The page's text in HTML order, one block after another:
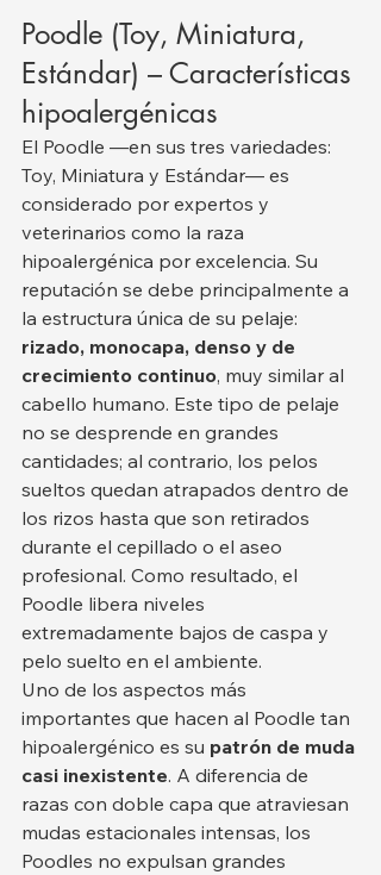
Poodle (Toy, Miniatura,
Estándar) – Características
hipoalergénicas
El Poodle —en sus tres variedades:
Toy, Miniatura y Estándar— es
considerado por expertos y
veterinarios como la raza
hipoalergénica por excelencia. Su
reputación se debe principalmente a
la estructura única de su pelaje:
rizado, monocapa, denso y de
crecimiento continuo, muy similar al
cabello humano. Este tipo de pelaje
no se desprende en grandes
cantidades; al contrario, los pelos
sueltos quedan atrapados dentro de
los rizos hasta que son retirados
durante el cepillado o el aseo
profesional. Como resultado, el
Poodle libera niveles
extremadamente bajos de caspa y
pelo suelto en el ambiente.
Uno de los aspectos más
importantes que hacen al Poodle tan
hipoalergénico es su patrón de muda
casi inexistente. A diferencia de
razas con doble capa que atraviesan
mudas estacionales intensas, los
Poodles no expulsan grandes